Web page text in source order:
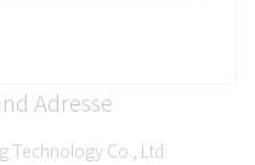
Adresse
Technology Co., Ltd.